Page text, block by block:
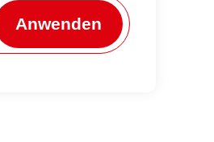
Anwenden